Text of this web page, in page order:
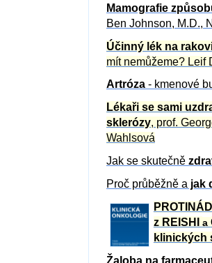
Mamografie
Ben Johnson, M.D.,
Účinný lék na
mít nemůžeme? Leif
Artróza - kmenové
Lékaři se sami
sklerózy, prof.
Wahlsová
Jak se skutečně
Proč průběžně a jak
z REISHI a
klinických
Žaloba na